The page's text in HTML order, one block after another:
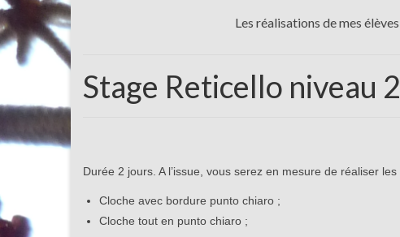
Les réalisations de mes élèves
Stage Reticello niveau
Durée 2 jours. A l’issue, vous serez en mesure de réaliser
Cloche avec bordure punto chiaro ;
Cloche tout en punto chiaro ;